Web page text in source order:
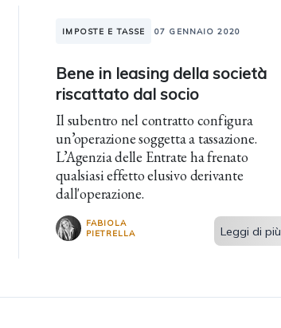
IMPOSTE E TASSE 07 GENNAIO 2020
Bene in leasing della società
riscattato dal socio
Il subentro nel contratto configura
un’operazione soggetta a tassazione.
L’Agenzia delle Entrate ha frenato
qualsiasi effetto elusivo derivante
dall'operazione.
FABIOLA
PIETRELLA
Leggi di più